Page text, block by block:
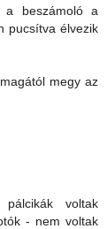
beszámoló a
pucsítva élvezik
megy az
voltak
- nem voltak